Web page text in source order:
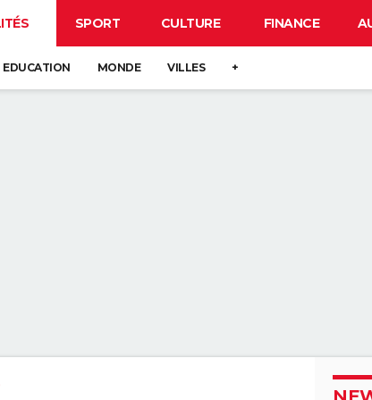
SPORT CULTURE FINANCE
EDUCATION MONDE VILLES +